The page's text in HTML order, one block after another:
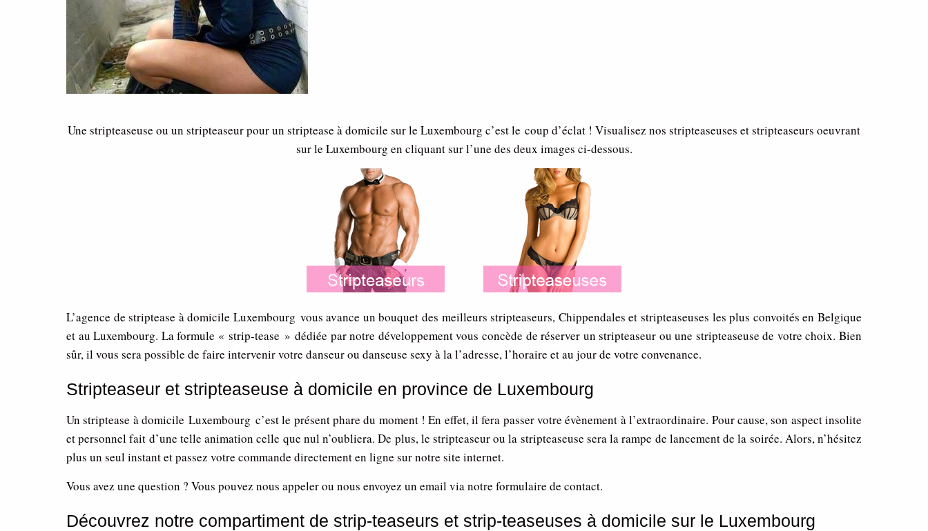
Une stripteaseuse ou un stripteaseur pour un striptease à domicile sur le Luxembourg c’est le coup d’éclat ! Visualisez nos stripteaseuses et stripteaseurs oeuvrant
sur le Luxembourg en cliquant sur l’une des deux images ci-dessous.
L’agence de striptease à domicile Luxembourg vous avance un bouquet des meilleurs stripteaseurs, Chippendales et stripteaseuses les plus convoités en Belgique
et au Luxembourg. La formule « strip-tease » dédiée par notre développement vous concède de réserver un stripteaseur ou une stripteaseuse de votre choix. Bien
sûr, il vous sera possible de faire intervenir votre danseur ou danseuse sexy à la l’adresse, l’horaire et au jour de votre convenance.
Stripteaseur et stripteaseuse à domicile en province de Luxembourg
Un striptease à domicile Luxembourg c’est le présent phare du moment ! En effet, il fera passer votre évènement à l’extraordinaire. Pour cause, son aspect insolite
et personnel fait d’une telle animation celle que nul n’oubliera. De plus, le stripteaseur ou la stripteaseuse sera la rampe de lancement de la soirée. Alors, n’hésitez
plus un seul instant et passez votre commande directement en ligne sur notre site internet.
Vous avez une question ? Vous pouvez nous appeler ou nous envoyez un email via notre formulaire de contact.
Découvrez notre compartiment de strip-teaseurs et strip-teaseuses à domicile sur le Luxembourg